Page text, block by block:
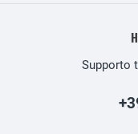
Supporto